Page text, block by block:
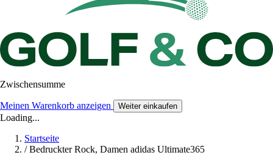
Zwischensumme
Meinen Warenkorb anzeigen Weiter einkaufen
Loading...
Startseite
/ Bedruckter Rock, Damen adidas Ultimate365